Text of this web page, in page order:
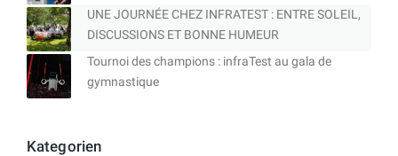
UNE JOURNÉE CHEZ INFRATEST : ENTRE SOLEIL,
DISCUSSIONS ET BONNE HUMEUR
Tournoi des champions : infraTest au gala de
gymnastique
Kategorien